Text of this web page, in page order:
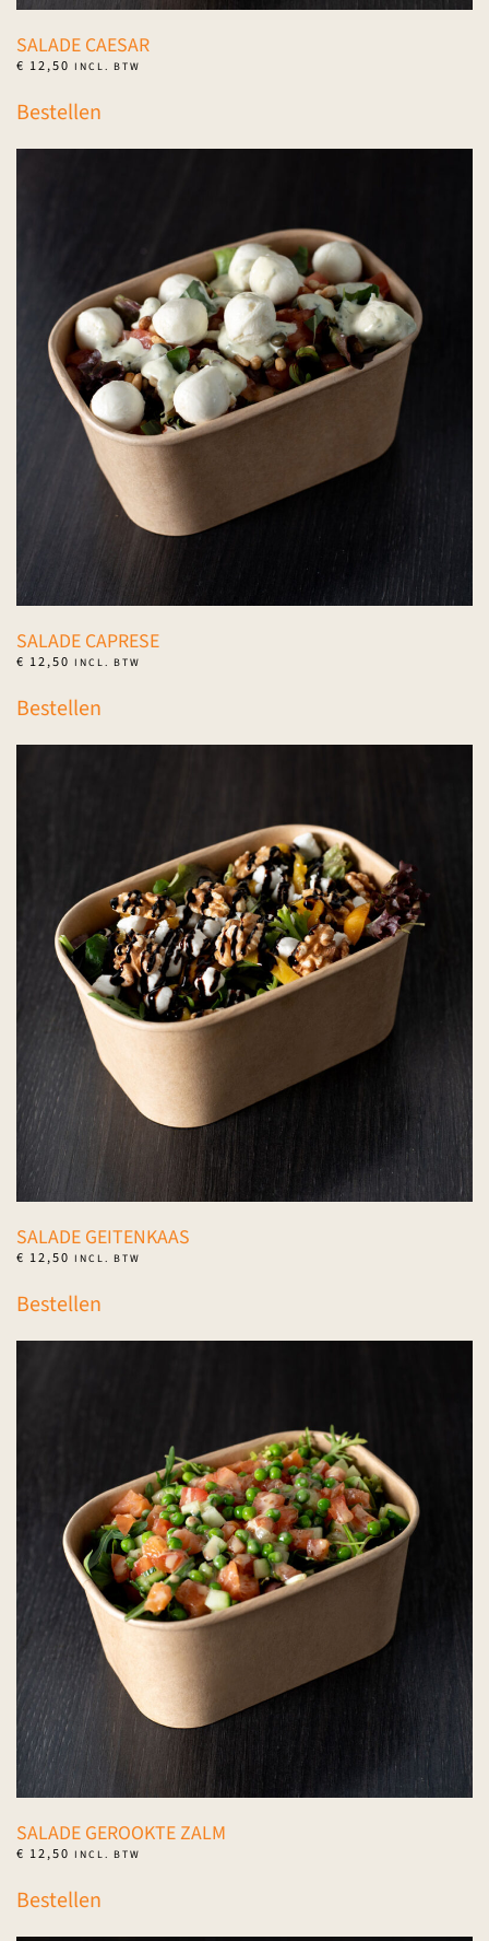
SALADE CAESAR
€ 12,50 INCL. BTW
Bestellen
SALADE CAPRESE
€ 12,50 INCL. BTW
Bestellen
SALADE GEITENKAAS
€ 12,50 INCL. BTW
Bestellen
SALADE GEROOKTE ZALM
€ 12,50 INCL. BTW
Bestellen